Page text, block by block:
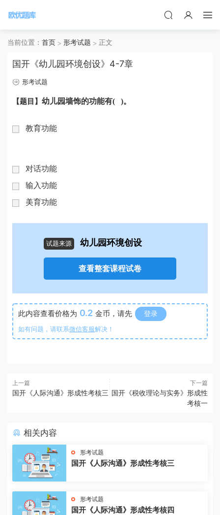
当前位置： 首页 形考试题 正文
国开《幼儿园环境创设》4-7章
形考试题
【题目】 幼儿园墙饰的功能有( )。
教育功能
对话功能
输入功能
美育功能
试题来源 幼儿园环境创设
查看整套课程试卷
此内容查看价格为 0.2 金币，请先 登录
如有问题，请联系微信客服解决！
上一篇
国开《人际沟通》形成性考核三
下一篇
国开《税收理论与实务》形成性
考核一
相关内容
形考试题
国开《人际沟通》形成性考核三
形考试题
国开《人际沟通》形成性考核四